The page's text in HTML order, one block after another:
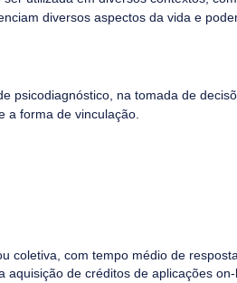
diversos aspectos da vida e
psicodiagnóstico, na tomada de
a forma de vinculação.
coletiva, com tempo médio de
de créditos de aplicações